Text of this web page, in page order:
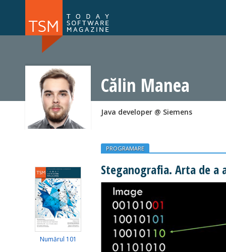
NOU
Călin Manea
Java developer @ Siemens
Numărul 101
PROGRAMARE
Steganografia. Arta de a